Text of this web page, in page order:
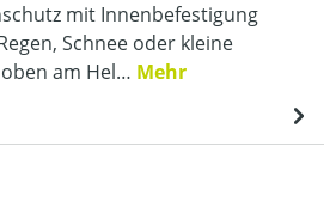
mit Innenbefestigung
Schnee oder kleine
am Hel… Mehr